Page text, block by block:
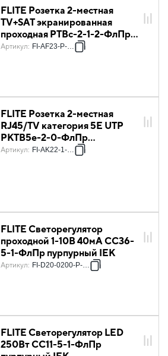
FLITE Розетка 2-местная
TV+SAT экранированная
проходная РТВс-2-1-2-ФлПр
пурпурный IEK
Артикул: FI-AF23-P-K99
FLITE Розетка 2-местная
RJ45/TV категория 5Е UTP
РКТВ5е-2-0-ФлПр
пурпурный IEK
Артикул: FI-AK22-1-K99
FLITE Светорегулятор
проходной 1-10В 40мА СС36-
5-1-ФлПр пурпурный IEK
Артикул: FI-D20-0200-P-K99
FLITE Светорегулятор LED
250Вт СС11-5-1-ФлПр